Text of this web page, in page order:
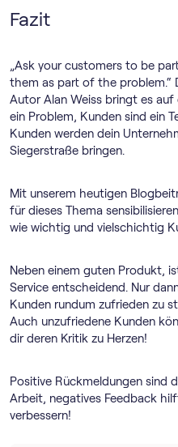
Fazit
„Ask your customers to be
them as part of the problem.“
Autor Alan Weiss bringt es
ein Problem, Kunden sind ein
Kunden werden dein
Siegerstraße bringen.
Mit unserem heutigen
für dieses Thema
wie wichtig und vielschichtig
Neben einem guten Produkt,
Service entscheidend. Nur
Kunden rundum zufrieden zu
Auch unzufriedene Kunden
dir deren Kritik zu Herzen!
Positive Rückmeldungen sind
Arbeit, negatives Feedback
verbessern!